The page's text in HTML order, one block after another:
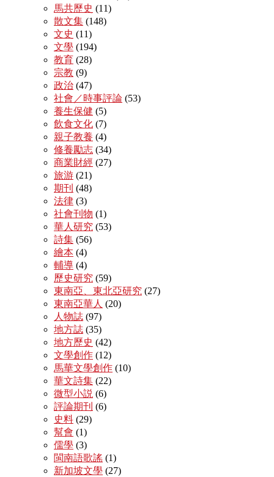
馬共歷史 (11)
散文集 (148)
文史 (11)
文學 (194)
教育 (28)
宗教 (9)
政治 (47)
社會／時事評論 (53)
養生保健 (5)
飲食文化 (7)
親子教養 (4)
修養勵志 (34)
商業財經 (27)
旅游 (21)
期刊 (48)
法律 (3)
社會刊物 (1)
華人研究 (53)
詩集 (56)
繪本 (4)
輔導 (4)
歷史研究 (59)
東南亞、東北亞研究 (27)
東南亞華人 (20)
人物誌 (97)
地方誌 (35)
地方歷史 (42)
文學創作 (12)
馬華文學創作 (10)
華文詩集 (22)
微型小説 (6)
評論期刊 (6)
史料 (29)
幫會 (1)
儒學 (3)
閩南語歌謠 (1)
新加坡文學 (27)